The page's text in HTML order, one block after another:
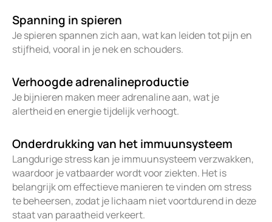
Spanning in spieren
Je spieren spannen zich aan, wat kan leiden tot pijn en
stijfheid, vooral in je nek en schouders.
Verhoogde adrenalineproductie
Je bijnieren maken meer adrenaline aan, wat je
alertheid en energie tijdelijk verhoogt.
Onderdrukking van het immuunsysteem
Langdurige stress kan je immuunsysteem verzwakken,
waardoor je vatbaarder wordt voor ziekten. Het is
belangrijk om effectieve manieren te vinden om stress
te beheersen, zodat je lichaam niet voortdurend in deze
staat van paraatheid verkeert.